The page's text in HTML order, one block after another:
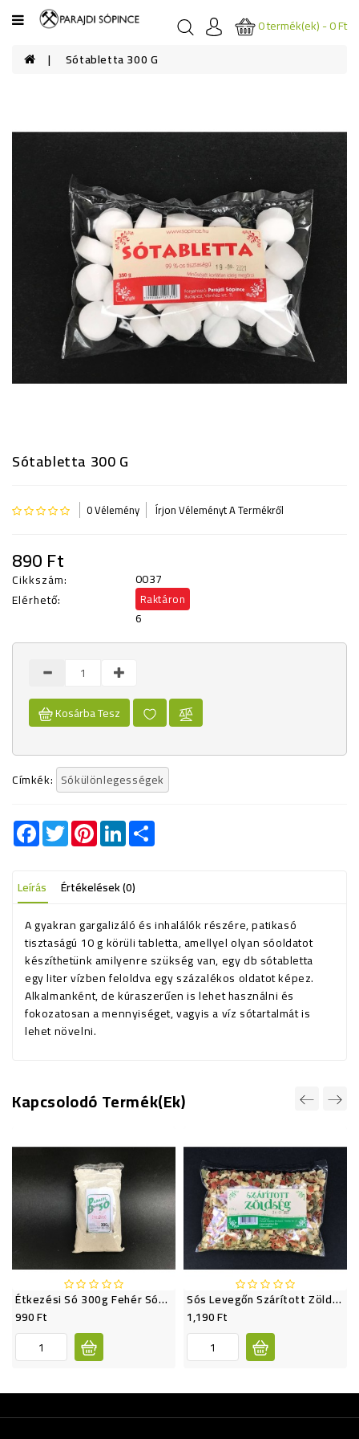
Kategóriák
ÉTKEZÉSI
SÓK
GYÓGYSÓK
SÓKOZMETIKUMOK
SÓKÜLÖNLEGESSÉGEK
KISOKOS
0 termék(ek) - 0 Ft
Sótabletta 300 G
Sótabletta 300 G
0 Vélemény Írjon Véleményt A Termékről
890 Ft
Cikkszám:
0037
Elérhető:
Raktáron
6
Kosárba Tesz
Címkék: Sókülönlegességek
Facebook
TwitterPinterestLinkedIn
Leírás
Értékelések (0)
A gyakran gargalizáló és inhalálók részére, patikasó
tisztaságú 10 g körüli tabletta, amellyel olyan sóoldatot
készíthetünk amilyenre szükség van, egy db sótabletta
egy liter vízben feloldva egy százalékos oldatot képez.
Alkalmanként, de kúraszerűen is lehet használni és
fokozatosan a mennyiséget, vagyis a víz sótartalmát is
lehet növelni.
Kapcsolodó Termék(ek)
Étkezési Só 300g Fehér Sószóróba Való
990 Ft
Sós Levegőn Szárított Zöldségkeverék 125g
1,190 Ft